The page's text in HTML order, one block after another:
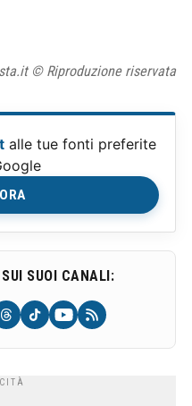
© Riproduzione riservata
alle tue fonti preferite
SUOI CANALI: